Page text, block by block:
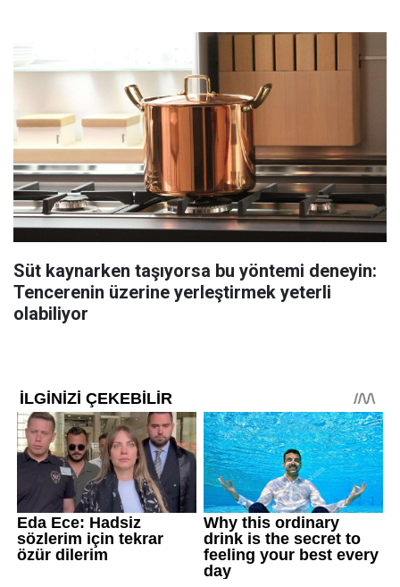
Süt kaynarken taşıyorsa bu yöntemi deneyin:
Tencerenin üzerine yerleştirmek yeterli
olabiliyor